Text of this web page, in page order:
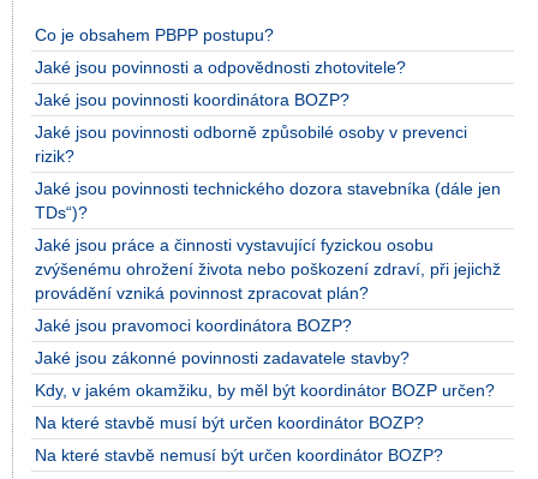
Co je obsahem PBPP postupu?
Jaké jsou povinnosti a odpovědnosti zhotovitele?
Jaké jsou povinnosti koordinátora BOZP?
Jaké jsou povinnosti odborně způsobilé osoby v prevenci
rizik?
Jaké jsou povinnosti technického dozora stavebníka (dále jen
TDs“)?
Jaké jsou práce a činnosti vystavující fyzickou osobu
zvýšenému ohrožení života nebo poškození zdraví, při jejichž
provádění vzniká povinnost zpracovat plán?
Jaké jsou pravomoci koordinátora BOZP?
Jaké jsou zákonné povinnosti zadavatele stavby?
Kdy, v jakém okamžiku, by měl být koordinátor BOZP určen?
Na které stavbě musí být určen koordinátor BOZP?
Na které stavbě nemusí být určen koordinátor BOZP?